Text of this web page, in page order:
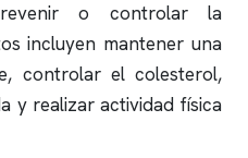
o controlar la
incluyen mantener una
controlar el colesterol,
y realizar actividad física